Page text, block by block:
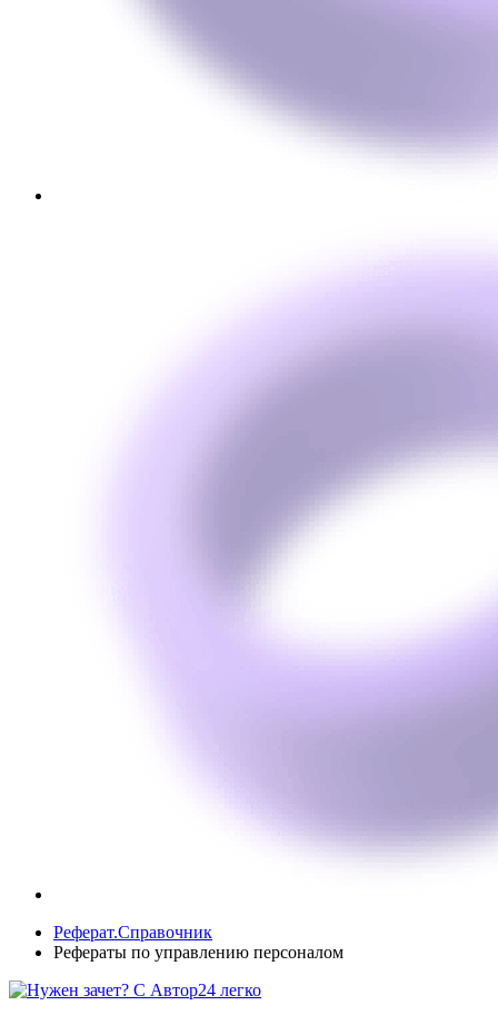
Реферат.Справочник
Рефераты по управлению персоналом